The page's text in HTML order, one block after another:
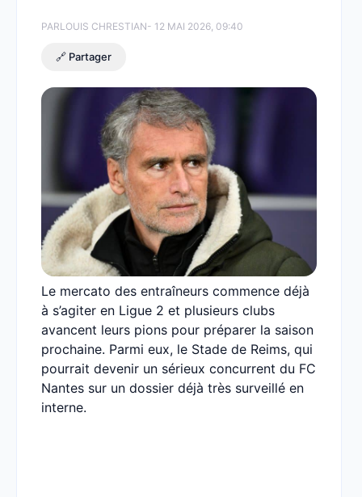
PARLOUIS CHRESTIAN- 12 MAI 2026, 09:40
🔗 Partager
Le mercato des entraîneurs commence déjà
à s’agiter en Ligue 2 et plusieurs clubs
avancent leurs pions pour préparer la saison
prochaine. Parmi eux, le Stade de Reims, qui
pourrait devenir un sérieux concurrent du FC
Nantes sur un dossier déjà très surveillé en
interne.